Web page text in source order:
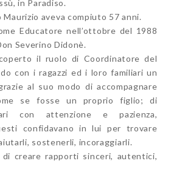
in Paradiso.
Maurizio aveva compiuto 57 anni.
Educatore nell’ottobre del 1988
Severino Didonè.
il ruolo di Coordinatore del
con i ragazzi ed i loro familiari un
al suo modo di accompagnare
se fosse un proprio figlio; di
con attenzione e pazienza,
confidavano in lui per trovare
sostenerli, incoraggiarli.
creare rapporti sinceri, autentici,